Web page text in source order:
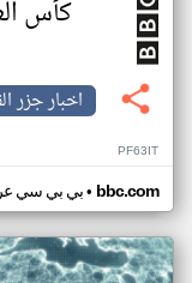
كأس
اخبار جزر
PF63IT
بي بي سي• bbc.com